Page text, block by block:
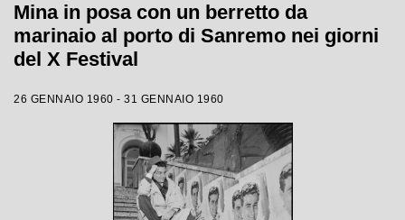
Mina in posa con un berretto da
marinaio al porto di Sanremo nei giorni
del X Festival
26 GENNAIO 1960 - 31 GENNAIO 1960